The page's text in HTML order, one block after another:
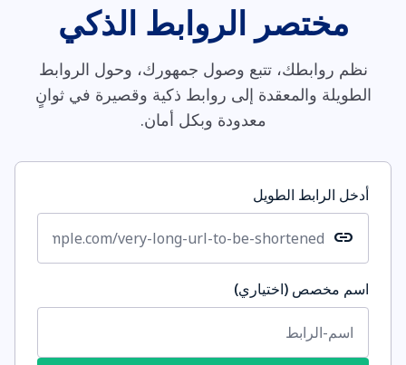
مختصر الروابط الذكي
نظم روابطك، تتبع وصول جمهورك، وحول الروابط
الطويلة والمعقدة إلى روابط ذكية وقصيرة في ثوانٍ
معدودة وبكل أمان.
أدخل الرابط الطويل
link
اسم مخصص (اختياري)